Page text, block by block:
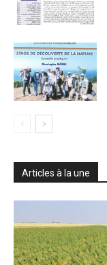
Articles à la une